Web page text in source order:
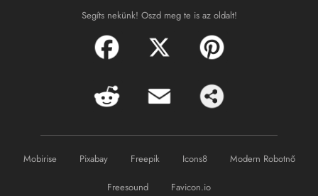
Segíts nekünk! Oszd meg te is az oldalt!
Mobirise Pixabay Freepik Icons8 Modern Robotnő
Freesound Favicon.io